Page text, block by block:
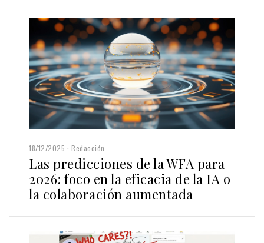
18/12/2025 Redacción
Las predicciones de la WFA para
2026: foco en la eficacia de la IA o
la colaboración aumentada